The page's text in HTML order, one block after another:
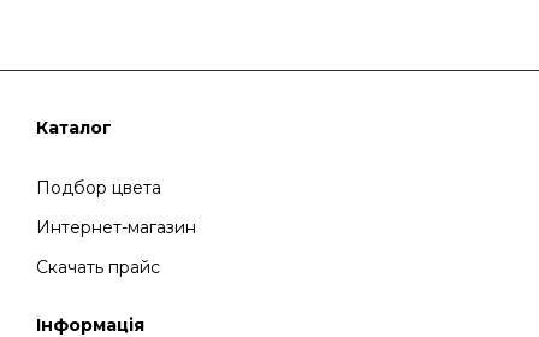
Каталог
Подбор цвета
Интернет-магазин
Скачать прайс
Інформація